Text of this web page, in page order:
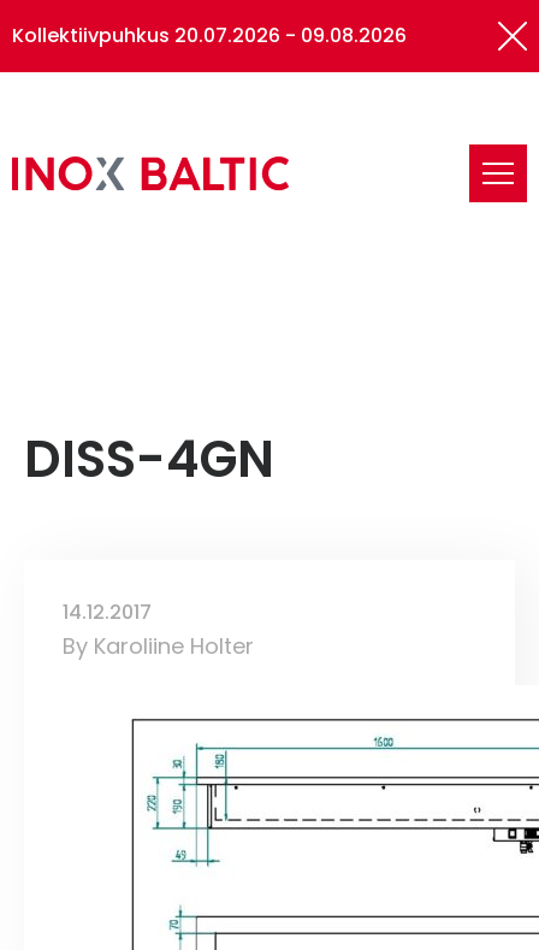
Baltic
Inox Baltic
DISS-4GN
14.12.2017
By Karoliine Holter
Kollektiivpuhkus 20.07.2026 - 09.08.2026